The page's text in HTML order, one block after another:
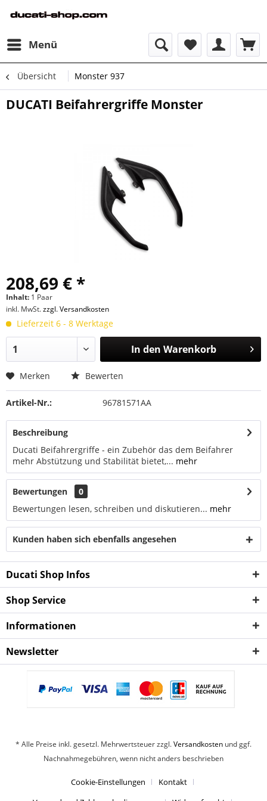
Menü
Übersicht Monster 937
DUCATI Beifahrergriffe Monster
208,69 € *
Inhalt: 1 Paar
inkl. MwSt.zzgl. Versandkosten
Lieferzeit 6 - 8 Werktage
In den Warenkorb
Merken Bewerten
Artikel-Nr.: 96781571AA
Beschreibung
Ducati Beifahrergriffe - ein Zubehör das dem Beifahrer
mehr Abstützung und Stabilität bietet,... mehr
Bewertungen
0
Bewertungen lesen, schreiben und diskutieren... mehr
Kunden haben sich ebenfalls angesehen
Ducati Shop Infos
Shop Service
Informationen
Newsletter
* Alle Preise inkl. gesetzl. Mehrwertsteuer zzgl.Versandkosten und ggf.
Nachnahmegebühren, wenn nicht anders beschrieben
Cookie-Einstellungen
Kontakt